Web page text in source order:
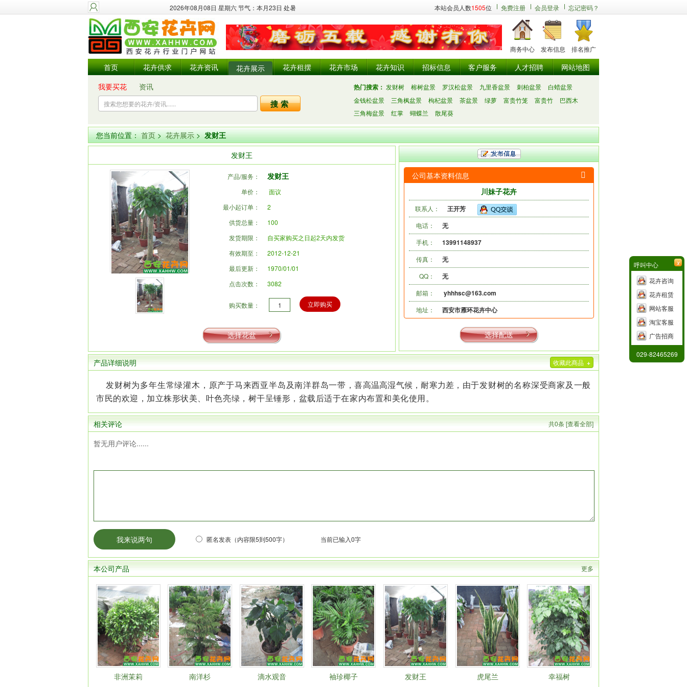
2026年08月08日 星期六 节气：本月23日 处暑 本站会员人数1505位 免费注册 会员登录 忘记密码？
商务中心 发布信息 排名推广
首页 花卉供求 花卉资讯 花卉展示 花卉租摆 花卉市场 花卉知识 招标信息 客户服务 人才招聘
网站地图
我要买花
资讯 热门搜索： 发财树 榕树盆景 罗汉松盆景 九里香盆景 刺柏盆景
白蜡盆景
金钱松盆景
三角枫盆景 枸杞盆景 茶盆景 绿萝 富贵竹笼 富贵竹
巴西木
三角梅盆景
红掌 蝴蝶兰 散尾葵
您当前位置：首页>花卉展示>发财王
发财王
产品/服务： 发财王
单价：
面议
最小起订单：
2
供货总量：
100
发货期限：
自买家购买之日起2天内发货
有效期至：
2012-12-21
最后更新：
1970/01/01
点击次数：
3082
购买数量： 立即购买
选择花盆
公司基本资料信息 
川妹子花卉
联系人： 王开芳
电话： 无
手机： 13991148937
传真： 无
QQ： 无
邮箱： yhhhsc@163.com
地址： 西安市雁环花卉中心
选择配送
产品详细说明 收藏此商品 +
发财树为多年生常绿灌木，原产于马来西亚半岛及南洋群岛一带 ，喜高温高湿气候，耐寒力差， 由于发财树的名称深受商家及一般
市民的欢迎，加立株形状美、叶色亮绿，树干呈锤形，盆载后适于在家内布置和美化使用。
相关评论 共0条 [查看全部]
暂无用户评论......
匿名发表（内容限5到500字） 当前已输入0字
本公司产品 更多
非洲茉莉 南洋杉 滴水观音 袖珍椰子 发财王 虎尾兰 幸福树
呼叫中心 x
花卉咨询
花卉租赁
网站客服
淘宝客服
广告招商
029-82465269